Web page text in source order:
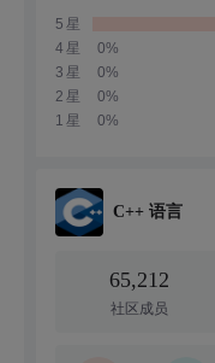
5星
4星
0%
3星
0%
2星
0%
1星
0%
C++ 语言
65,212
社区成员